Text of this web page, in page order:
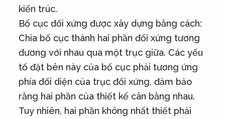
kiến trúc.
Bố cục đối xứng được xây dựng bằng cách:
Chia bố cục thành hai phần đối xứng tương
đương với nhau qua một trục giữa. Các yếu
tố đặt bên này của bố cục phải tương ứng
phía đối diện của trục đối xứng, đảm bảo
rằng hai phần của thiết kế cân bằng nhau.
Tuy nhiên, hai phần không nhất thiết phải